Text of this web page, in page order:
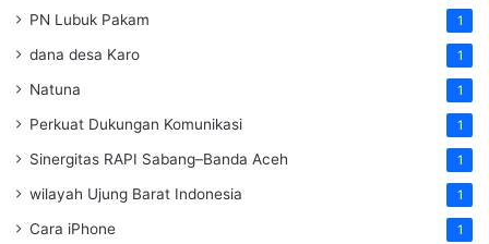
PN Lubuk Pakam 1
dana desa Karo 1
Natuna 1
Perkuat Dukungan Komunikasi 1
Sinergitas RAPI Sabang–Banda Aceh 1
wilayah Ujung Barat Indonesia 1
Cara iPhone 1